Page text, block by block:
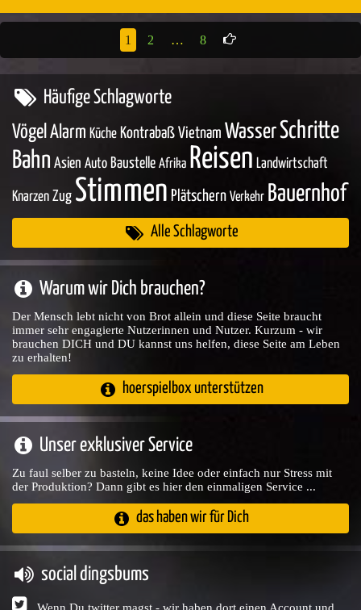
1 2 … 8
Häufige Schlagworte
Vögel Alarm Küche Kontrabaß Vietnam WasserSchritte
Bahn Asien Auto Baustelle Afrika Reisen Landwirtschaft
Knarzen Zug Stimmen Plätschern Verkehr Bauernhof
Alle Schlagworte
Warum wir Dich brauchen?
Der Mensch lebt nicht von Brot allein und diese Seite braucht
immer sehr engagierte Nutzerinnen und Nutzer. Kurzum - wir
brauchen DICH und DU kannst uns helfen, diese Seite am Leben
zu erhalten!
hoerspielbox unterstützen
Unser exklusiver Service
Zu faul selber zu basteln, keine Idee oder einfach nur Stress mit
der Produktion? Dann gibt es hier den einmaligen Service ...
das haben wir für Dich
social dingsbums
Wenn Du twitter magst - wir haben dort einen Account und